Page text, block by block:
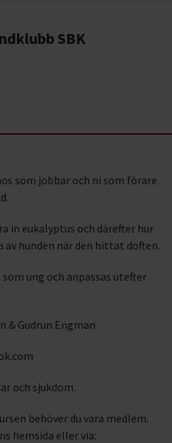
SBK
som jobbar och ni som förare
in eukalyptus och därefter hur
av hunden när den hittat doften.
ung och anpassas utefter
& Gudrun Engman
och sjukdom.
behöver du vara medlem.
hemsida eller via: